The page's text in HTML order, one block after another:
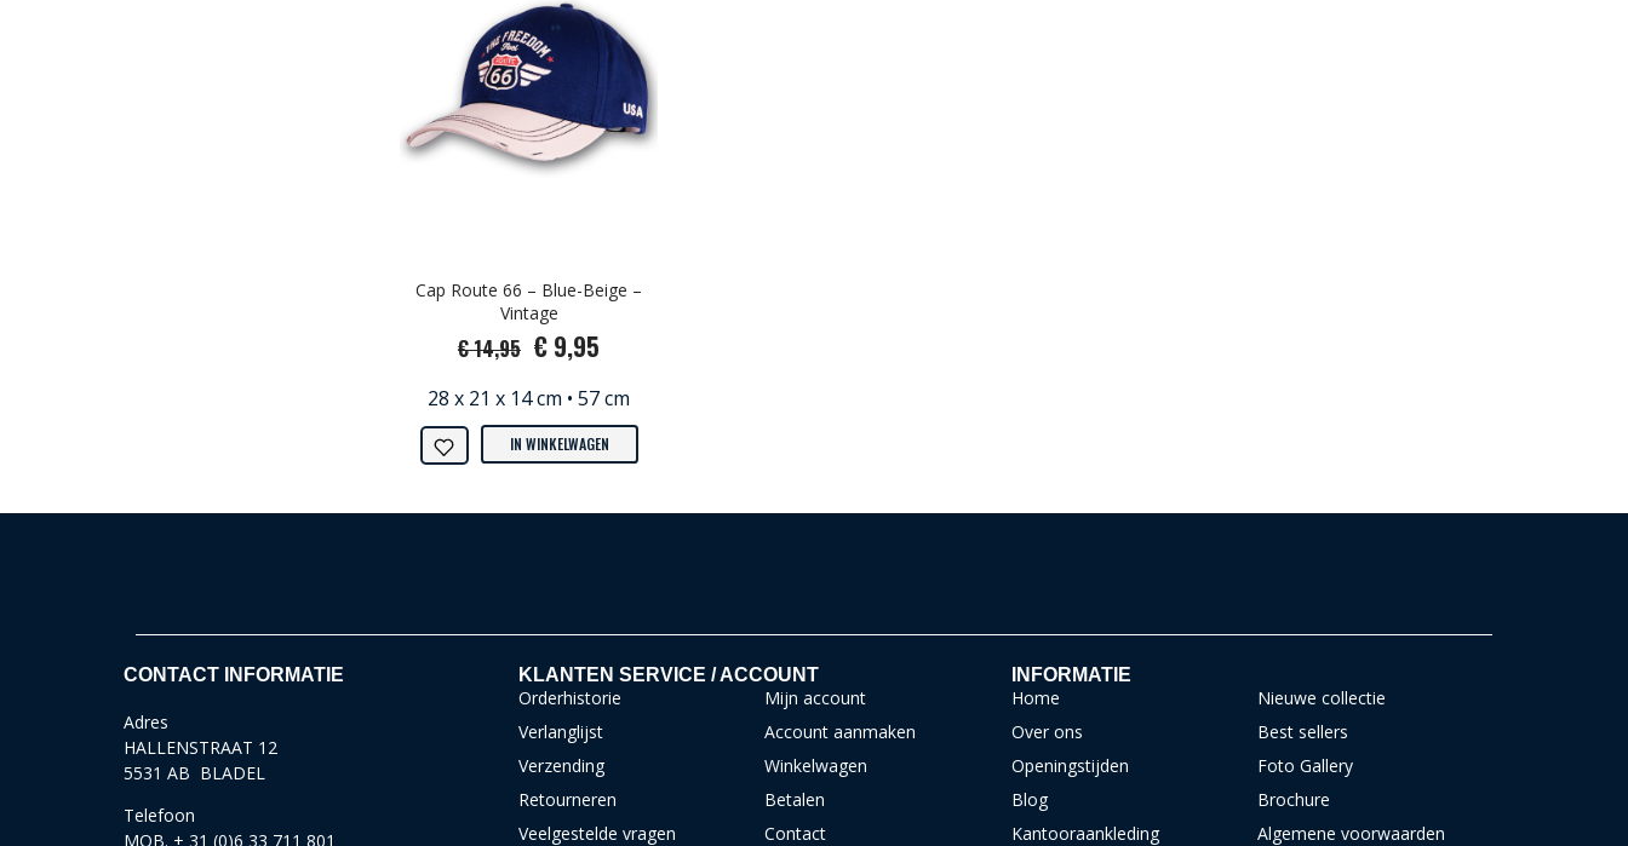
Cap Route 66 – Blue-Beige –
Vintage
€ 14,95 € 9,95
28 x 21 x 14 cm • 57 cm
IN WINKELWAGEN
CONTACT INFORMATIE
Adres
HALLENSTRAAT 12
5531 AB BLADEL
Telefoon
MOB. + 31 (0)6 33 711 801
KLANTEN SERVICE / ACCOUNT
Orderhistorie
Verlanglijst
Verzending
Retourneren
Veelgestelde vragen
Mijn account
Account aanmaken
Winkelwagen
Betalen
Contact
INFORMATIE
Home
Over ons
Openingstijden
Blog
Kantooraankleding
Nieuwe collectie
Best sellers
Foto Gallery
Brochure
Algemene voorwaarden